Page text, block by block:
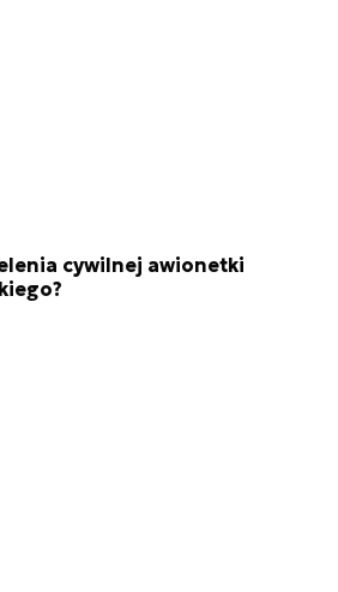
cywilnej awionetki